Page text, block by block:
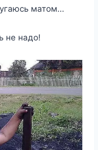
матом…
не надо!